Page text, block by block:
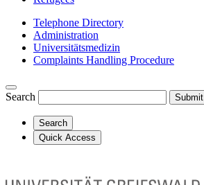
Telephone Directory
Administration
Universitätsmedizin
Complaints Handling Procedure
Search Submit
Search
Quick Access